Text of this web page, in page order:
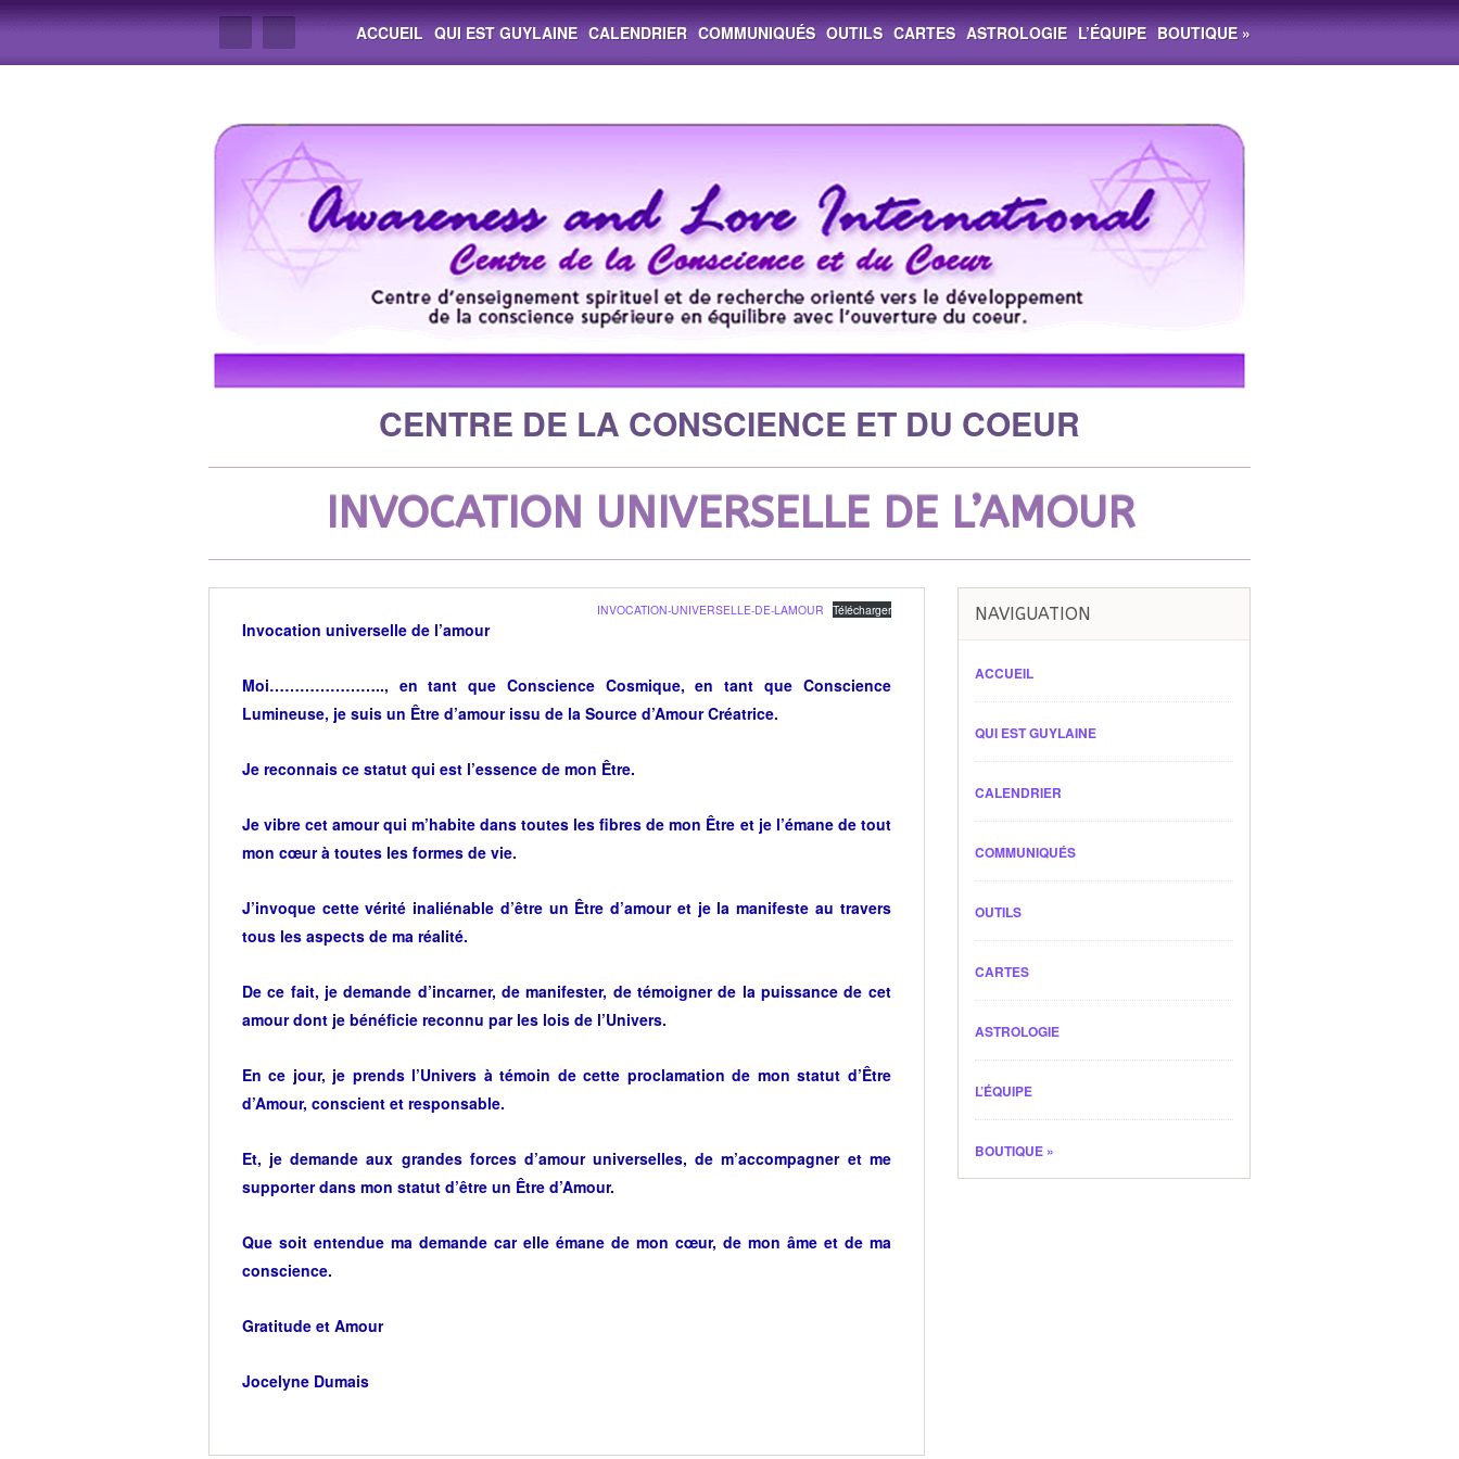
ACCUEIL QUI EST GUYLAINE CALENDRIER COMMUNIQUÉS OUTILS CARTES ASTROLOGIE L’ÉQUIPE BOUTIQUE»
CENTRE DE LA CONSCIENCE ET DU COEUR
INVOCATION UNIVERSELLE DE L’AMOUR
INVOCATION-UNIVERSELLE-DE-LAMOUR Télécharger
Invocation universelle de l’amour
Moi………………….., en tant que Conscience Cosmique, en tant que Conscience
Lumineuse, je suis un Être d’amour issu de la Source d’Amour Créatrice.
Je reconnais ce statut qui est l’essence de mon Être.
Je vibre cet amour qui m’habite dans toutes les fibres de mon Être et je l’émane de tout
mon cœur à toutes les formes de vie.
J’invoque cette vérité inaliénable d’être un Être d’amour et je la manifeste au travers
tous les aspects de ma réalité.
De ce fait, je demande d’incarner, de manifester, de témoigner de la puissance de cet
amour dont je bénéficie reconnu par les lois de l’Univers.
En ce jour, je prends l’Univers à témoin de cette proclamation de mon statut d’Être
d’Amour, conscient et responsable.
Et, je demande aux grandes forces d’amour universelles, de m’accompagner et me
supporter dans mon statut d’être un Être d’Amour.
Que soit entendue ma demande car elle émane de mon cœur, de mon âme et de ma
conscience.
Gratitude et Amour
Jocelyne Dumais
NAVIGUATION
ACCUEIL
QUI EST GUYLAINE
CALENDRIER
COMMUNIQUÉS
OUTILS
CARTES
ASTROLOGIE
L’ÉQUIPE
BOUTIQUE»